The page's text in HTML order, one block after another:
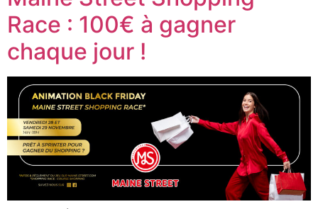
Race : 100€ à gagner
chaque jour !